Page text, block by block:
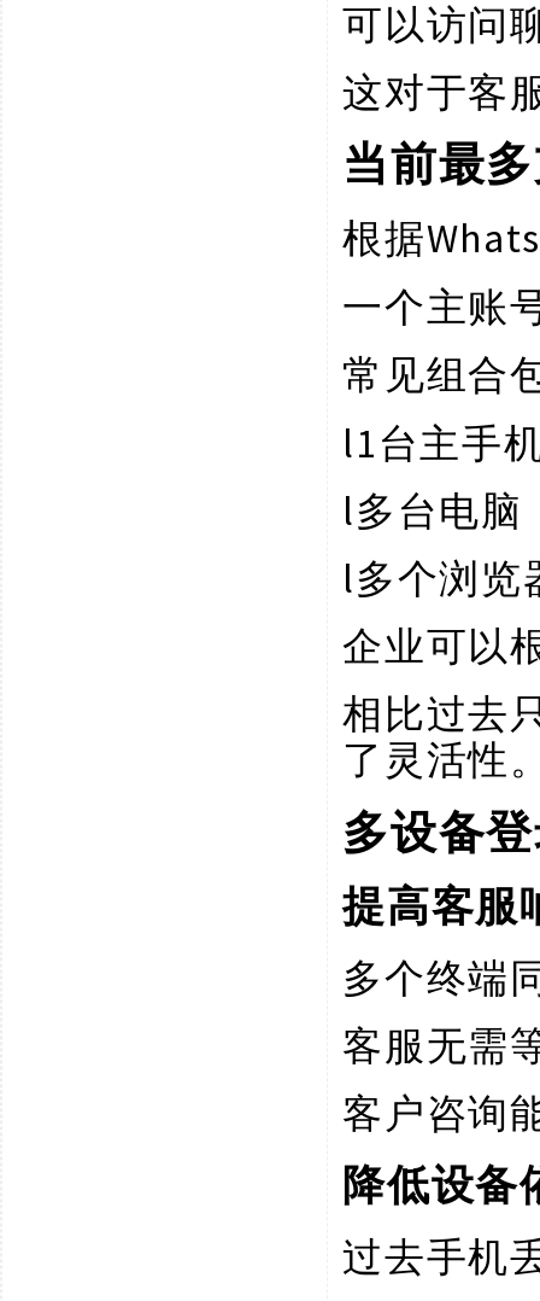
可以访问
这对于客
当前最
根据
一个主账
常见组合
l1台主手
l多台电脑
l多个浏览
企业可以
相比过去
了灵活性
多设备
提高客服
多个终端
客服无需
客户咨询
降低设备
过去手机